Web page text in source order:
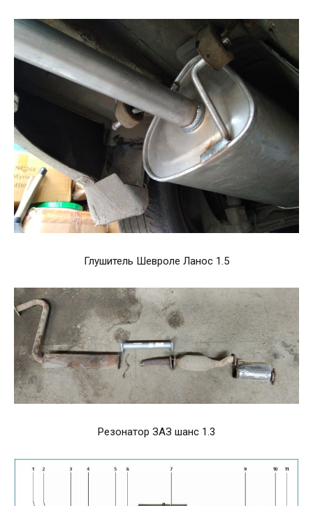
Глушитель Шевроле Ланос 1.5
Резонатор ЗАЗ шанс 1.3